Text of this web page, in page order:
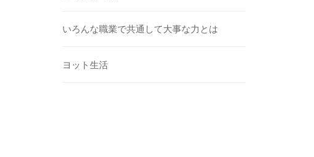
いろんな職業で共通して大事な力とは
ヨット生活